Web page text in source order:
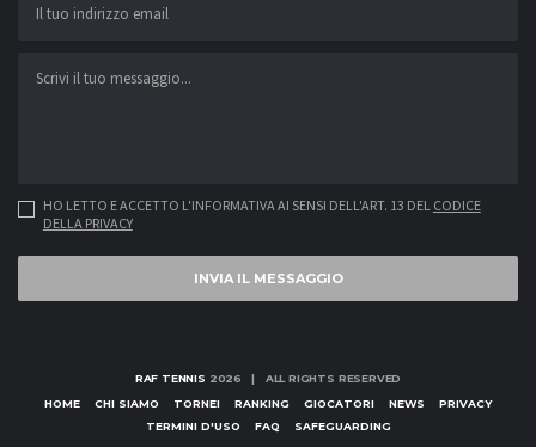
HO LETTO E ACCETTO L'INFORMATIVA AI SENSI DELL'ART. 13 DEL CODICE
DELLA PRIVACY
INVIA IL MESSAGGIO
RAF TENNIS 2026 | ALL RIGHTS RESERVED
HOME
CHI SIAMO TORNEI RANKING GIOCATORI NEWS
PRIVACY
TERMINI D'USO
FAQ SAFEGUARDING